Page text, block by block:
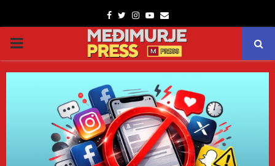
Facebook
TwitterInstagram
Youtube
Email
PRIMARY
MENU